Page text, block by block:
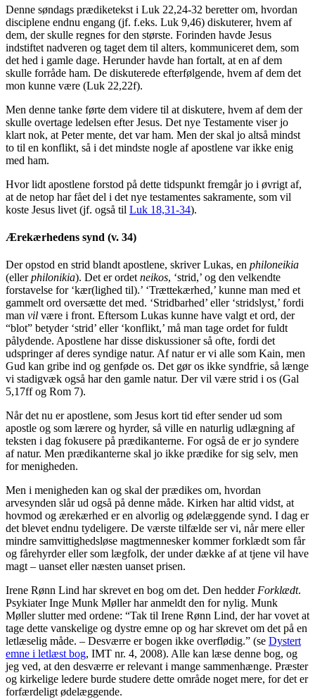
Denne søndags prædiketekst i Luk 22,24-32 beretter om, hvordan
disciplene endnu engang (jf. f.eks. Luk 9,46) diskuterer, hvem af
dem, der skulle regnes for den største. Forinden havde Jesus
indstiftet nadveren og taget dem til alters, kommuniceret dem, som
det hed i gamle dage. Herunder havde han fortalt, at en af dem
skulle forråde ham. De diskuterede efterfølgende, hvem af dem det
mon kunne være (Luk 22,22f).
Men denne tanke førte dem videre til at diskutere, hvem af dem der
skulle overtage ledelsen efter Jesus. Det nye Testamente viser jo
klart nok, at Peter mente, det var ham. Men der skal jo altså mindst
to til en konflikt, så i det mindste nogle af apostlene var ikke enig
med ham.
Hvor lidt apostlene forstod på dette tidspunkt fremgår jo i øvrigt af,
at de netop har fået del i det nye testamentes sakramente, som vil
koste Jesus livet (jf. også til Luk 18,31-34).
Ærekærhedens synd (v. 34)
Der opstod en strid blandt apostlene, skriver Lukas, en philoneikia
(ellerphilonikia). Det er ordet neikos, ‘strid,’ og den velkendte
forstavelse for ‘kær(lighed til).’ ‘Trættekærhed,’ kunne man med et
gammelt ord oversætte det med. ‘Stridbarhed’ eller ‘stridslyst,’ fordi
man vil være i front. Eftersom Lukas kunne have valgt et ord, der
“blot” betyder ‘strid’ eller ‘konflikt,’ må man tage ordet for fuldt
pålydende. Apostlene har disse diskussioner så ofte, fordi det
udspringer af deres syndige natur. Af natur er vi alle som Kain, men
Gud kan gribe ind og genføde os. Det gør os ikke syndfrie, så længe
vi stadigvæk også har den gamle natur. Der vil være strid i os (Gal
5,17ff og Rom 7).
Når det nu er apostlene, som Jesus kort tid efter sender ud som
apostle og som lærere og hyrder, så ville en naturlig udlægning af
teksten i dag fokusere på prædikanterne. For også de er jo syndere
af natur. Men prædikanterne skal jo ikke prædike for sig selv, men
for menigheden.
Men i menigheden kan og skal der prædikes om, hvordan
arvesynden slår ud også på denne måde. Kirken har altid vidst, at
hovmod og ærekærhed er en alvorlig og ødelæggende synd. I dag er
det blevet endnu tydeligere. De værste tilfælde ser vi, når mere eller
mindre samvittighedsløse magtmennesker kommer forklædt som får
og fårehyrder eller som lægfolk, der under dække af at tjene vil have
magt – uanset eller næsten uanset prisen.
Irene Rønn Lind har skrevet en bog om det. Den hedder Forklædt.
Psykiater Inge Munk Møller har anmeldt den for nylig. Munk
Møller slutter med ordene: “Tak til Irene Rønn Lind, der har vovet at
tage dette vanskelige og dystre emne op og har skrevet om det på en
letlæselig måde. – Desværre er bogen ikke overflødig.” (se Dystert
emne i letlæst bog, IMT nr. 4, 2008). Alle kan læse denne bog, og
jeg ved, at den desværre er relevant i mange sammenhænge. Præster
og kirkelige ledere burde studere dette område noget mere, for det er
forfærdeligt ødelæggende.